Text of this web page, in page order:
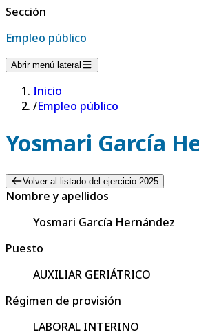
Sección
Empleo público
Abrir menú lateral
Inicio
/Empleo público
Yosmari García
Volver al listado del ejercicio 2025
Nombre y apellidos
Yosmari García Hernández
Puesto
AUXILIAR GERIÁTRICO
Régimen de provisión
LABORAL INTERINO